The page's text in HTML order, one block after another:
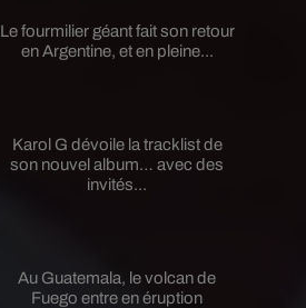
Le fourmilier géant fait son retour
en Argentine, et en pleine...
Karol G dévoile la tracklist de
son nouvel album… avec des
invités...
Au Guatemala, le volcan de
Fuego entre en éruption